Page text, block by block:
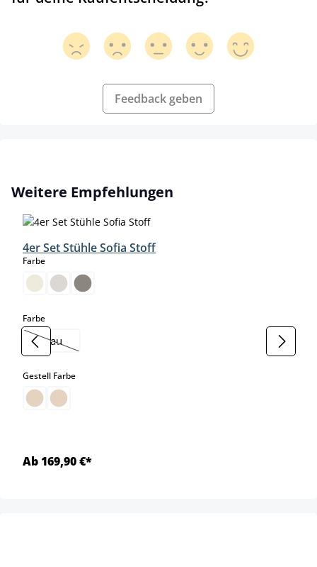
Feedback geben
Produktgalerie überspringen
Weitere Empfehlungen
4er Set Stühle Sofia Stoff
Farbeauswählen
Farbeauswählen
blau
(Diese Option ist zurzeit nicht verfügbar.)
Gestell Farbeauswählen
Ab 169,90 €*